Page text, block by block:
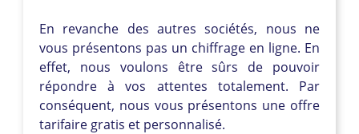
En revanche des autres sociétés, nous ne
vous présentons pas un chiffrage en ligne. En
effet, nous voulons être sûrs de pouvoir
répondre à vos attentes totalement. Par
conséquent, nous vous présentons une offre
tarifaire gratis et personnalisé.